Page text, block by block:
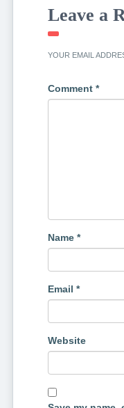
Leave a
YOUR EMAIL
Comment *
Name *
Email *
Website